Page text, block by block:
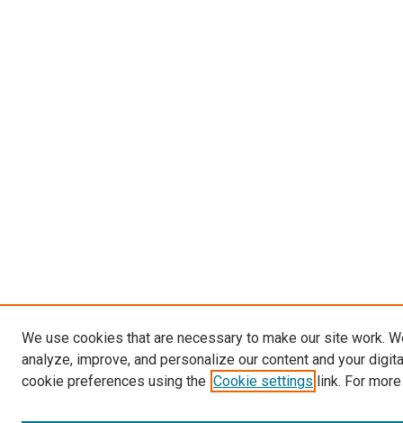
We use cookies that are necessary to make our site work.
analyze, improve, and personalize our content and your
cookie preferences using the Cookie settings link. For